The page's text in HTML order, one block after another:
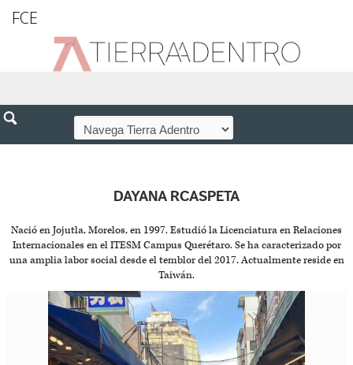
FCE
DAYANA RCASPETA
Nació en Jojutla, Morelos, en 1997. Estudió la Licenciatura en Relaciones
Internacionales en el ITESM Campus Querétaro. Se ha caracterizado por
una amplia labor social desde el temblor del 2017. Actualmente reside en
Taiwán.